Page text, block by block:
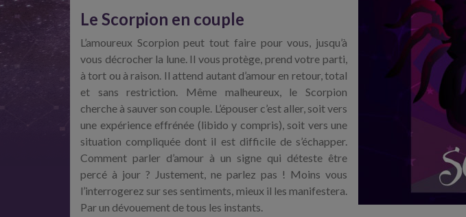
Le Scorpion en couple
L’amoureux Scorpion peut tout faire pour vous, jusqu’à
vous décrocher la lune. Il vous protège, prend votre parti,
à tort ou à raison. Il attend autant d’amour en retour, total
et sans restriction. Même malheureux, le Scorpion
cherche à sauver son couple. L’épouser c’est aller, soit vers
une expérience effrénée (libido y compris), soit vers une
situation compliquée dont il est difficile de s’échapper.
Comment parler d’amour à un signe qui déteste être
percé à jour ? Justement, ne parlez pas ! Moins vous
l’interrogerez sur ses sentiments, mieux il les manifestera.
Par un dévouement de tous les instants.